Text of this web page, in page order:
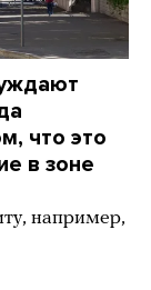
что это
в зоне
например,